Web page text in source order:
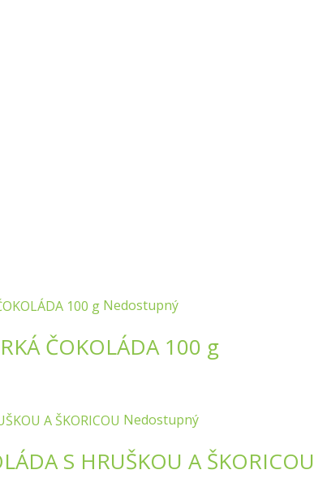
Nedostupný
ČOKOLÁDA 100 g
Nedostupný
S HRUŠKOU A ŠKORICOU